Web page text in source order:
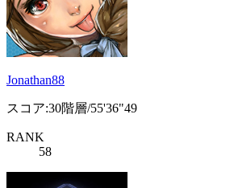
Jonathan88
スコア:30階層/55'36"49
RANK
58